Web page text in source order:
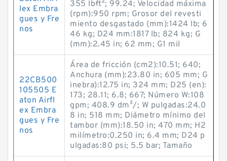
lex Embra
gues y Fre
nos
355 lb·ft²; 99.24; Velocidad máxima
(rpm):950 rpm; Grosor del revesti
miento desgastado (mm):1424 lb; 6
46 kg; D24 mm:1817 lb; 824 kg; G
(mm):2.45 in; 62 mm; G1 mil
22CB500
105505 E
aton Airfl
ex Embra
gues y Fre
nos
Área de fricción (cm2):10.51; 640;
Anchura (mm):23.80 in; 605 mm; G
inebra):12.75 in; 324 mm; D25 (en):
173; 28.11; 6.8; 667; Número W:108
gpm; 408.9 dm³/; W pulgadas:24.0
8 in; 518 mm; Diámetro mínimo del
tambor (mm):18.50 in; 470 mm; H2
milímetro:0.250 in; 6.4 mm; D24 p
ulgadas:80 psi; 5.5 bar; Tamaño